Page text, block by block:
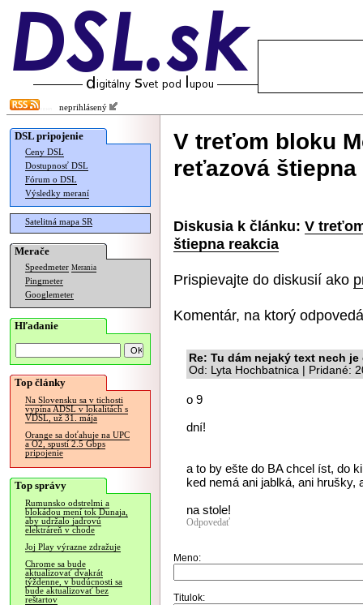
neprihlásený
DSL pripojenie
Ceny DSL
Dostupnosť DSL
Fórum o DSL
Výsledky meraní
Satelitná mapa SR
Merače
Speedmeter Merania
Pingmeter
Googlemeter
Hľadanie
Top články
Na Slovensku sa v tichosti
vypína ADSL v lokalitách s
VDSL, už 31. mája
Orange sa doťahuje na UPC
a O2, spustí 2.5 Gbps
pripojenie
Top správy
Rumunsko odstrelmi a
blokádou mení tok Dunaja,
aby udržalo jadrovú
elektráreň v chode
Joj Play výrazne zdražuje
Chrome sa bude
aktualizovať dvakrát
týždenne, v budúcnosti sa
bude aktualizovať bez
reštartov
V treťom bloku
reťazová štiepna
Diskusia k článku: V
štiepna reakcia
Prispievajte do diskusií ako
Komentár, na ktorý
Re: Tu dám nejaký text nech
Od: Lyta Hochbatnica | Pridané:
o 9
dní!
a to by ešte do BA chcel íst, do
ked nemá ani jablká, ani hrušky,
na stole!
Odpovedať
Meno:
Titulok: